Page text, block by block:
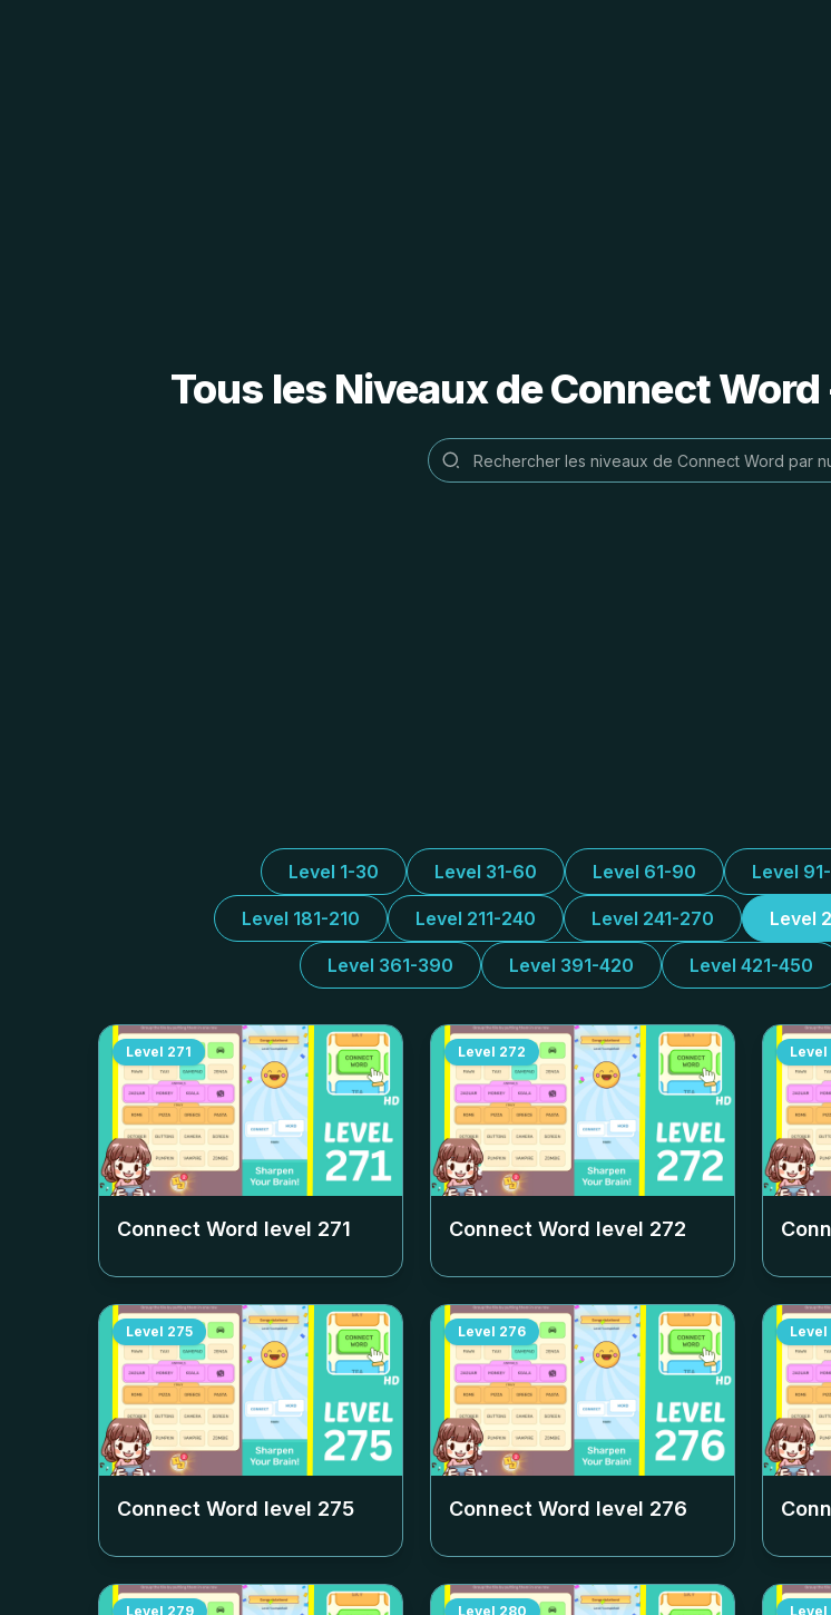
Tous les Niveaux de Connect
Level 1-30 Level 31-60 Level 61-90 Level
Level 181-210 Level 211-240 Level 241-270 Level
Level 361-390 Level 391-420 Level 421-450
Level 271
Connect Word level 271
Level 272
Connect Word level 272
Level
Level 275
Connect Word level 275
Level 276
Connect Word level 276
Level
Level 279 Level 280 Level